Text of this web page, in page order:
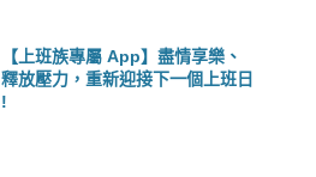
【上班族專屬 App】盡情享樂、
釋放壓力，重新迎接下一個上班日
!